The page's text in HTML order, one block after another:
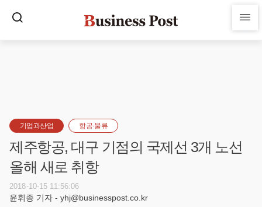
기업과산업 항공·물류
제주항공, 대구 기점의 국제선 3개 노선
올해 새로 취항
2018-10-15 11:56:06
윤휘종 기자 - yhj@businesspost.co.kr